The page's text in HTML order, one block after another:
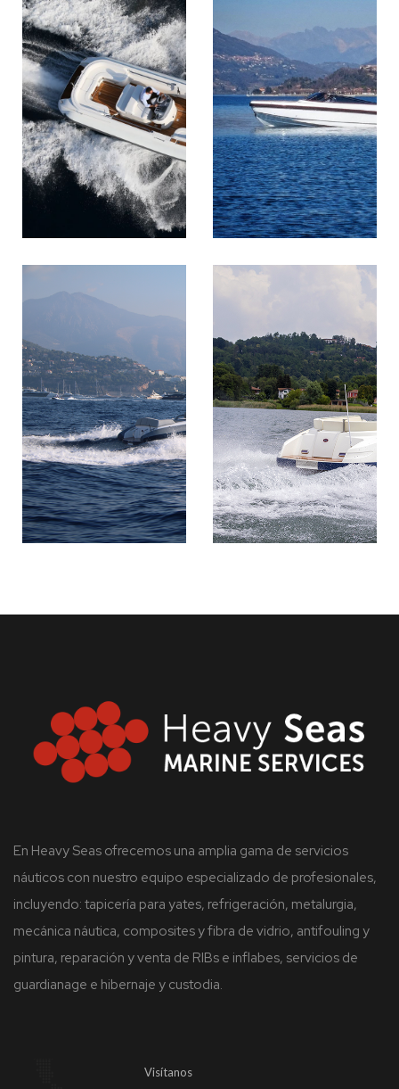
En Heavy Seas ofrecemos una amplia gama de servicios
náuticos con nuestro equipo especializado de profesionales,
incluyendo: tapicería para yates, refrigeración, metalurgia,
mecánica náutica, composites y fibra de vidrio, antifouling y
pintura, reparación y venta de RIBs e inflabes, servicios de
guardianage e hibernaje y custodia.
Visítanos